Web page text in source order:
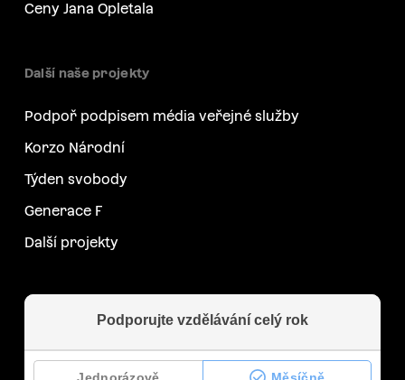
Ceny Jana Opletala
Další naše projekty
Podpoř podpisem média veřejné služby
Korzo Národní
Týden svobody
Generace F
Další projekty